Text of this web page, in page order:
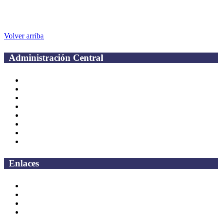
Volver arriba
Administración Central
Enlaces